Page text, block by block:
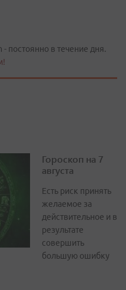
постоянно в течение дня.
Гороскоп на 7
августа
Есть риск принять
желаемое за
действительное и в
результате
совершить
большую ошибку